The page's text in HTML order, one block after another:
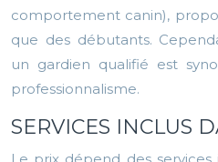
comportement canin),
que des débutants.
un gardien qualifié est
professionnalisme.
SERVICES INCLUS
Le prix dépend des